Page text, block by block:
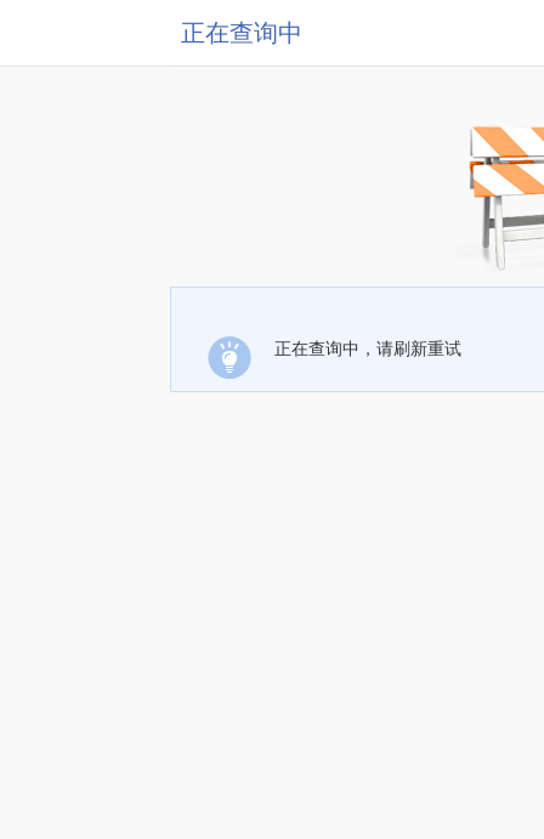
正在查询中
正在查询中，请刷新重试